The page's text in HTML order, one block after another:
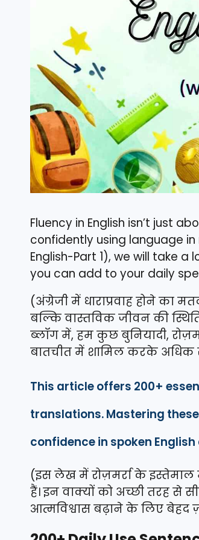
Fluency in English isn’t just
confidently using language
English-Part 1), we will take
you can add to your daily
(अंग्रेजी में धाराप्रवाह होने का
बल्कि वास्तविक जीवन की
ब्लॉग में, हम कुछ बुनियादी,
बातचीत में शामिल करके अधिक
This article offers 200+
translations. Mastering
confidence in spoken
(इस लेख में रोज़मर्रा के इस्तेमाल
हैं। इन वाक्यों को अच्छी तरह से
आत्मविश्वास बढ़ाने के लिए बेहद